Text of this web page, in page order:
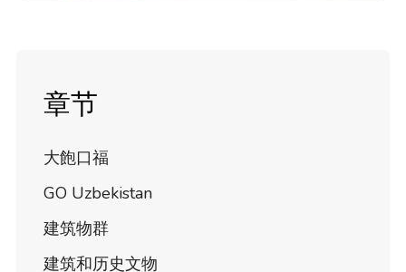
章节
大飽口福
GO Uzbekistan
建筑物群
建筑和历史文物